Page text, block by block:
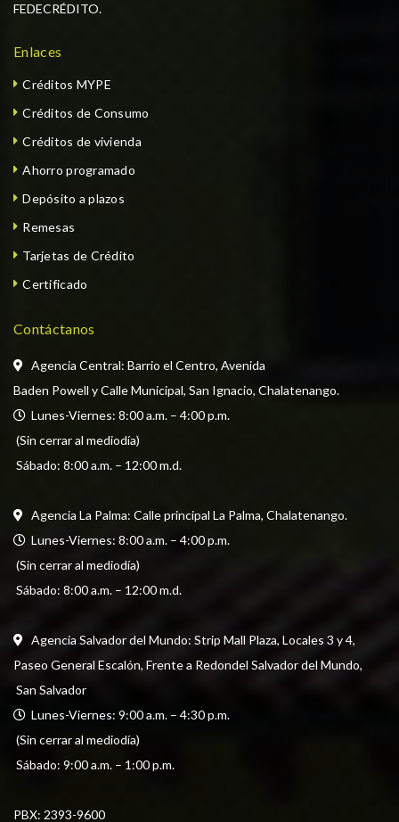
FEDECRÉDITO.
Enlaces
Créditos MYPE
Créditos de Consumo
Créditos de vivienda
Ahorro programado
Depósito a plazos
Remesas
Tarjetas de Crédito
Certificado
Contáctanos
Agencia Central: Barrio el Centro, Avenida
Baden Powell y Calle Municipal, San Ignacio, Chalatenango.
  Lunes-Viernes: 8:00 a.m. – 4:00 p.m.
(Sin cerrar al mediodía)
Sábado: 8:00 a.m. – 12:00 m.d.
Agencia La Palma: Calle principal La Palma, Chalatenango.
  Lunes-Viernes: 8:00 a.m. – 4:00 p.m.
(Sin cerrar al mediodía)
Sábado: 8:00 a.m. – 12:00 m.d.
Agencia Salvador del Mundo: Strip Mall Plaza, Locales 3 y 4,
Paseo General Escalón, Frente a Redondel Salvador del Mundo,
San Salvador
  Lunes-Viernes: 9:00 a.m. – 4:30 p.m.
(Sin cerrar al mediodía)
Sábado: 9:00 a.m. – 1:00 p.m.
PBX: 2393-9600